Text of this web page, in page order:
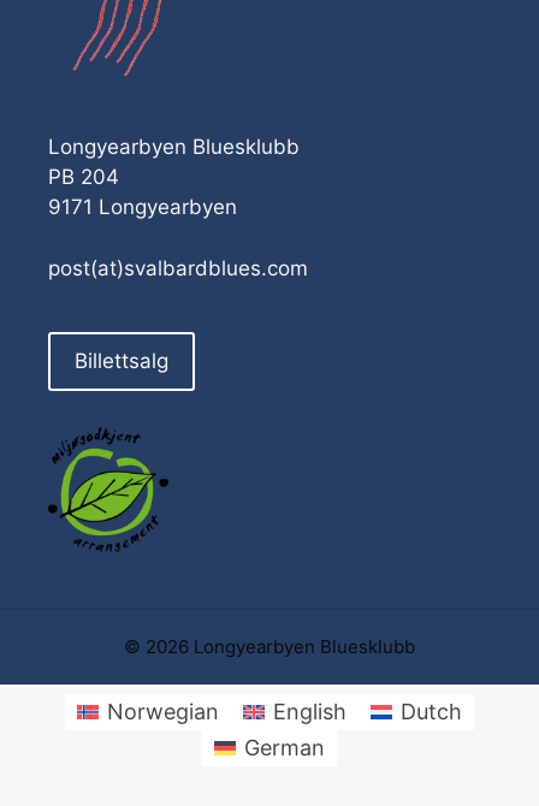
Longyearbyen Bluesklubb
PB 204
9171 Longyearbyen
post(at)svalbardblues.com
Billettsalg
© 2026 Longyearbyen Bluesklubb
Norwegian English
Dutch
German